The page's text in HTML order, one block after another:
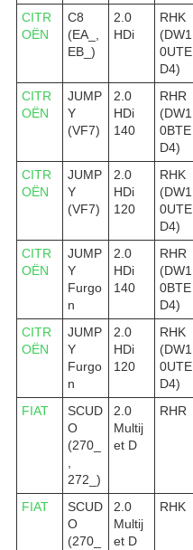
CITR
OËN
C8
(EA_,
EB_)
2.0
HDi
RHK
(DW1
0UTE
D4)
CITR
OËN
JUMP
Y
(VF7)
2.0
HDi
140
RHR
(DW1
0BTE
D4)
CITR
OËN
JUMP
Y
(VF7)
2.0
HDi
120
RHK
(DW1
0UTE
D4)
CITR
OËN
JUMP
Y
Furgo
n
2.0
HDi
140
RHR
(DW1
0BTE
D4)
CITR
OËN
JUMP
Y
Furgo
n
2.0
HDi
120
RHK
(DW1
0UTE
D4)
FIAT
SCUD
O
(270_
272_)
2.0
Multij
et D
RHR
FIAT
SCUD
O
(270_
2.0
Multij
et D
RHK